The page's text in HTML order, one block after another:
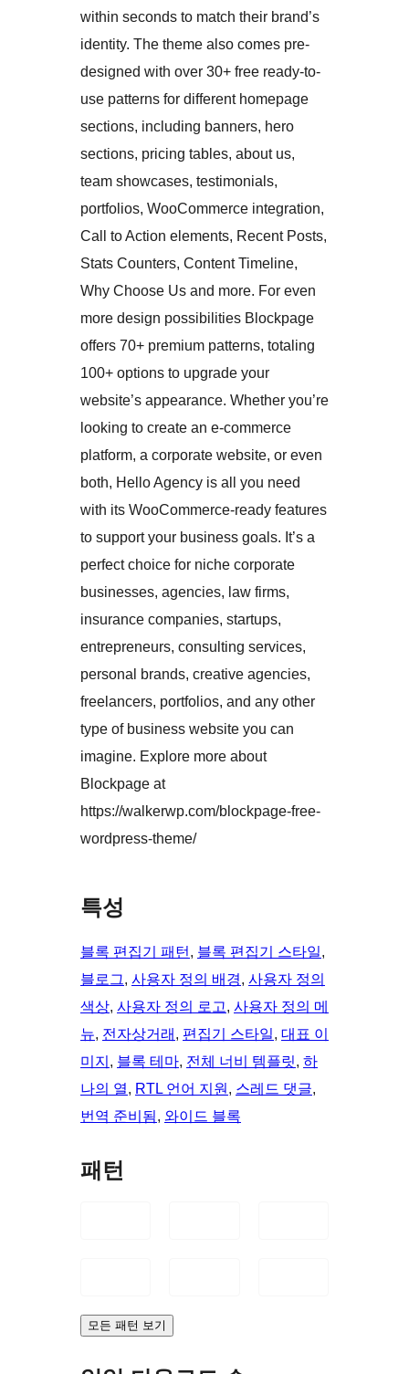
within seconds to match their brand’s
identity. The theme also comes pre-
designed with over 30+ free ready-to-
use patterns for different homepage
sections, including banners, hero
sections, pricing tables, about us,
team showcases, testimonials,
portfolios, WooCommerce integration,
Call to Action elements, Recent Posts,
Stats Counters, Content Timeline,
Why Choose Us and more. For even
more design possibilities Blockpage
offers 70+ premium patterns, totaling
100+ options to upgrade your
website’s appearance. Whether you’re
looking to create an e-commerce
platform, a corporate website, or even
both, Hello Agency is all you need
with its WooCommerce-ready features
to support your business goals. It’s a
perfect choice for niche corporate
businesses, agencies, law firms,
insurance companies, startups,
entrepreneurs, consulting services,
personal brands, creative agencies,
freelancers, portfolios, and any other
type of business website you can
imagine. Explore more about
Blockpage at
https://walkerwp.com/blockpage-free-
wordpress-theme/
특성
블록 편집기 패턴 , 블록 편집기 스타일
블로그, 사용자 정의 배경, 사용자 정의
색상, 사용자 정의 로고, 사용자 정의 메
뉴, 전자상거래 , 편집기 스타일, 대표 이
미지 , 블록 테마, 전체 너비 템플릿, 하
나의 열, RTL 언어 지원 , 스레드 댓글
번역 준비됨, 와이드 블록
패턴
모든 패턴 보기